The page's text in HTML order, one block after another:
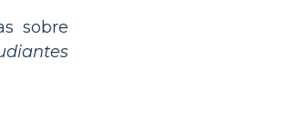
sobre